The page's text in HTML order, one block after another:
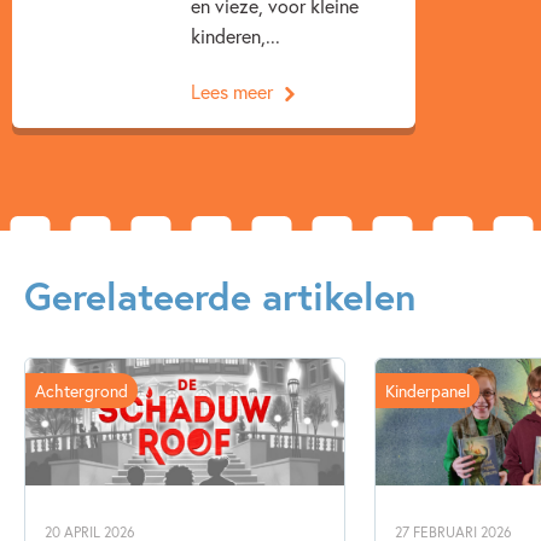
en vieze, voor kleine
kinderen,...
Lees meer
Gerelateerde artikelen
20 APRIL 2026
Achtergrond
27 FEBRUARI 2026
Kinderpanel